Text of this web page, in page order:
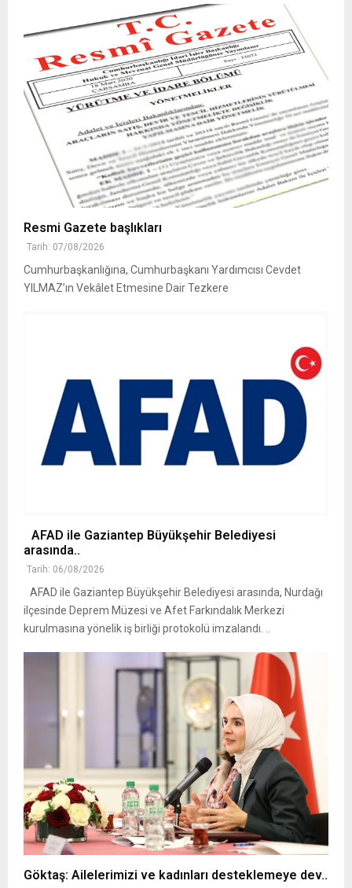
Resmi Gazete başlıkları
Tarih: 07/08/2026
Cumhurbaşkanlığına, Cumhurbaşkanı Yardımcısı Cevdet
YILMAZ’ın Vekâlet Etmesine Dair Tezkere
AFAD ile Gaziantep Büyükşehir Belediyesi
arasında..
Tarih: 06/08/2026
AFAD ile Gaziantep Büyükşehir Belediyesi arasında, Nurdağı
ilçesinde Deprem Müzesi ve Afet Farkındalık Merkezi
kurulmasına yönelik iş birliği protokolü imzalandı. ..
Göktaş: Ailelerimizi ve kadınları desteklemeye dev..